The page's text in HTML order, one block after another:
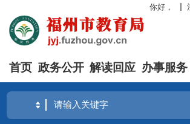
你好，
首页 政务公开 解读回应 办事服务